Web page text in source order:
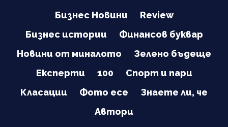
Бизнес Новини
Review
Бизнес истории
Финансов буквар
Новини от миналото
Зелено бъдеще
Експерти
100
Спорт и пари
Класации
Фото есе
Знаете ли, че
Автори